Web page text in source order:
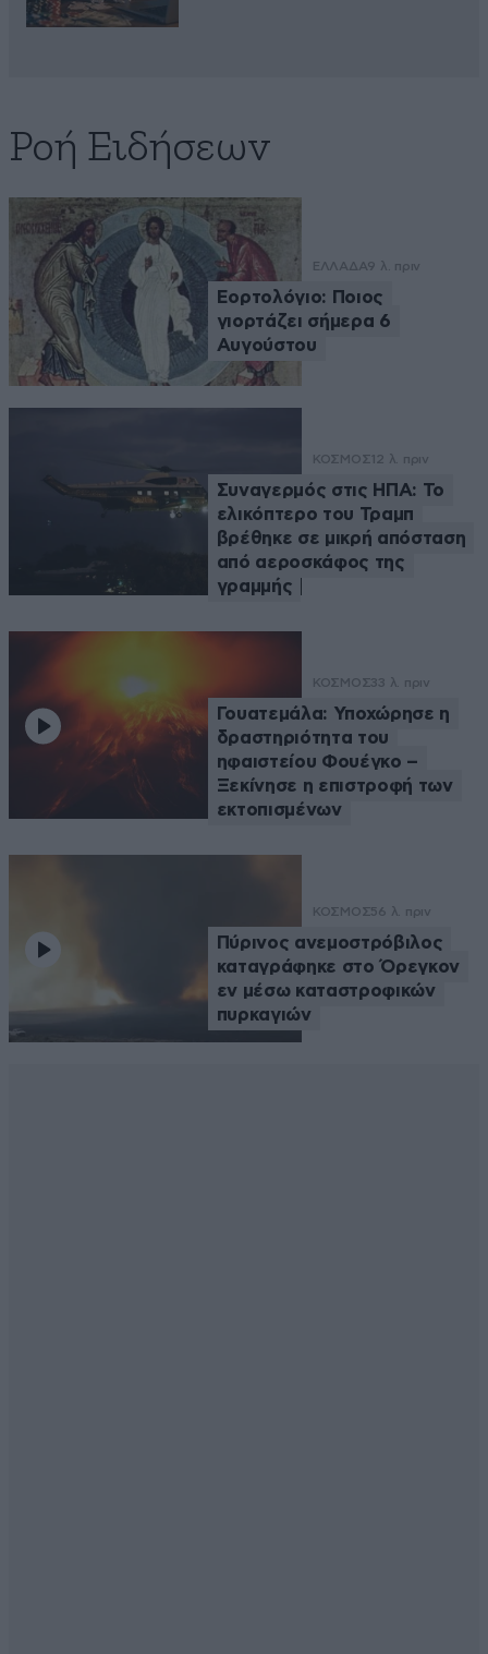
Ροή Ειδήσεων
ΕΛΛΑΔΑ9 λ. πριν
Εορτολόγιο: Ποιος
γιορτάζει σήμερα 6
Αυγούστου
ΚΟΣΜΟΣ 12 λ. πριν
Συναγερμός στις ΗΠΑ: Το
ελικόπτερο του Τραμπ
βρέθηκε σε μικρή απόσταση
από αεροσκάφος της
γραμμής
ΚΟΣΜΟΣ33 λ. πριν
Γουατεμάλα: Υποχώρησε η
δραστηριότητα του
ηφαιστείου Φουέγκο –
Ξεκίνησε η επιστροφή των
εκτοπισμένων
ΚΟΣΜΟΣ56 λ. πριν
Πύρινος ανεμοστρόβιλος
καταγράφηκε στο Όρεγκον
εν μέσω καταστροφικών
πυρκαγιών